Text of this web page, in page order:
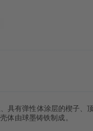
具有弹性体涂层的楔子、
体由球墨铸铁制成。